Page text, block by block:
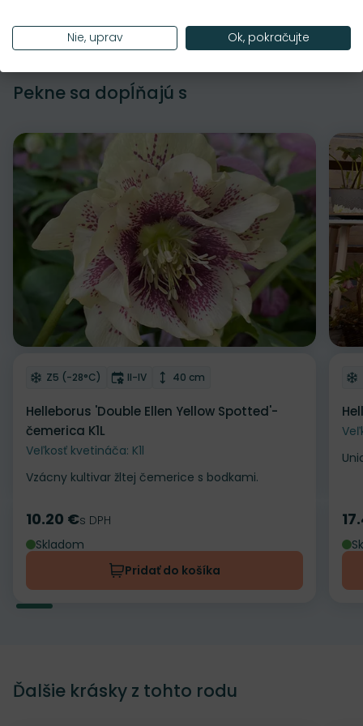
Pekne sa dopĺňajú s
Odober do zoznamu želaní
Mrazuvzdornosť
Z5 (-28°C) Doba kvitnutia
II-IV Výška rastliny
40 cm
Helleborus 'Double Ellen Yellow Spotted'-
čemerica K1L
Veľkosť kvetináča: K1l
Vzácny kultivar žltej čemerice s bodkami.
Cena
10.20 €s DPH
Skladom
Pridať do košíka
Ďalšie krásky z tohto rodu
Nie, uprav Ok, pokračujte